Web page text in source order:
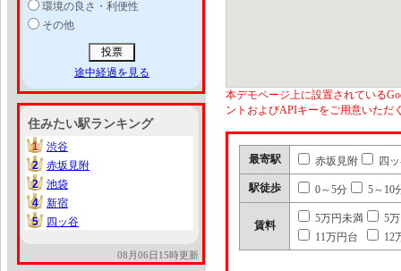
環境の良さ・利便性
その他
途中経過を見る
住みたい駅ランキング
1
1
渋谷
2
2
赤坂見附
2
2
池袋
4
4
新宿
5
5 四ッ谷
08月06日15時更新
本デモページ上に設置されている
ントおよびAPIキーをご用意いただ
最寄駅 赤坂見附 四
駅徒歩 0～5分 5～10
賃料
5万円未満
5
11万円台
12